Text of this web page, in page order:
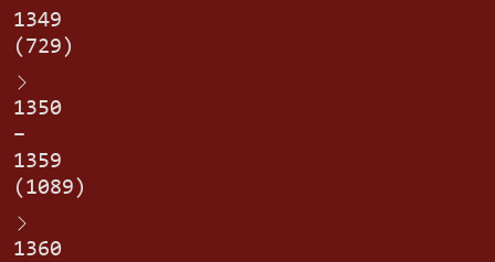
1349
(729)
1350
–
1359
(1089)
1360